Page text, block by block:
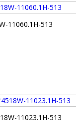
11060.1H-513
11023.1H-513